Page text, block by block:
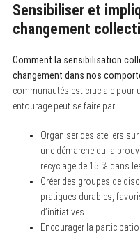
Sensibiliser et
changement
Comment la sensibilisation
changement dans nos
communautés est cruciale pour
entourage peut se faire par :
Organiser des ateliers
une démarche qui a
recyclage de 15 % dans
Créer des groupes de
pratiques durables,
d’initiatives.
Encourager la